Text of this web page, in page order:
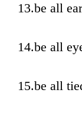
13.be all
14.be all
15.be all